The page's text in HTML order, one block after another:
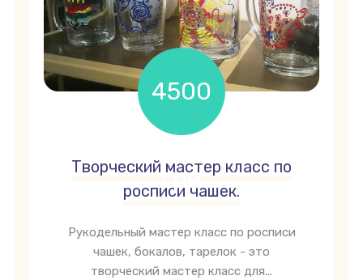
4500
грн
Творческий мастер класс по
росписи чашек.
Рукодельный мастер класс по росписи
чашек, бокалов, тарелок - это
творческий мастер класс для...